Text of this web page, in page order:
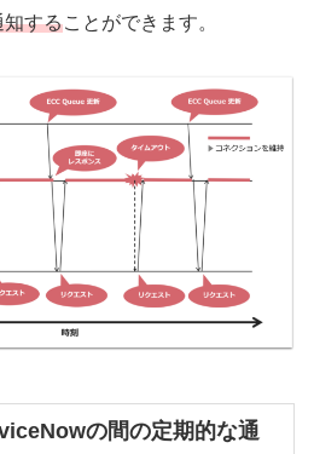
知することができます。
の間の定期的な通